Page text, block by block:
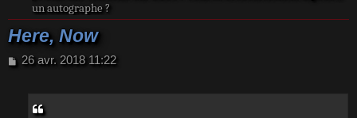
un autographe ?
Here, Now
M
26 avr. 2018 11:22